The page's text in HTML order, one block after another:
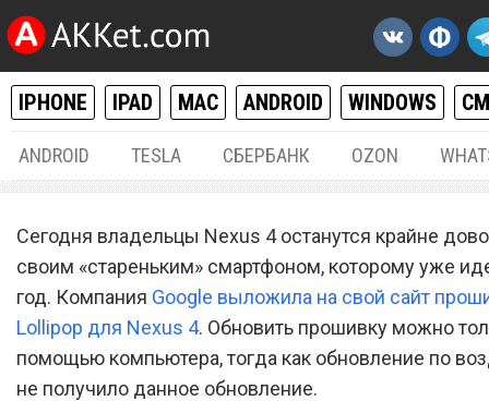
IPHONE IPAD MAC ANDROID WINDOWS
ANDROID TESLA СБЕРБАНК OZON
Смартфон Nexus 4
финальную версию
Lollipop от Google
Сегодня владельцы Nexus 4 останутся крайне
своим «стареньким» смартфоном, которому уже
год. Компания Google выложила на свой сайт
Lollipop для Nexus 4. Обновить прошивку можно
помощью компьютера, тогда как обновление по
не получило данное обновление.